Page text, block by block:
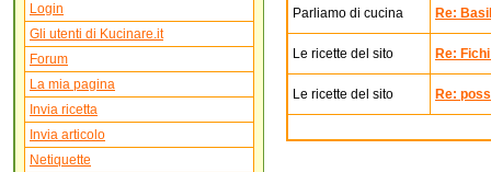
Login
Gli utenti di Kucinare.it
Forum
La mia pagina
Invia ricetta
Invia articolo
Netiquette
Parliamo di cucina Re:
Le ricette del sito Re:
Le ricette del sito Re: